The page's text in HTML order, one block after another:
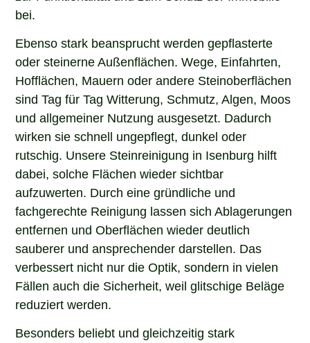
bei.
Ebenso stark beansprucht werden gepflasterte
oder steinerne Außenflächen. Wege, Einfahrten,
Hofflächen, Mauern oder andere Steinoberflächen
sind Tag für Tag Witterung, Schmutz, Algen, Moos
und allgemeiner Nutzung ausgesetzt. Dadurch
wirken sie schnell ungepflegt, dunkel oder
rutschig. Unsere Steinreinigung in Isenburg hilft
dabei, solche Flächen wieder sichtbar
aufzuwerten. Durch eine gründliche und
fachgerechte Reinigung lassen sich Ablagerungen
entfernen und Oberflächen wieder deutlich
sauberer und ansprechender darstellen. Das
verbessert nicht nur die Optik, sondern in vielen
Fällen auch die Sicherheit, weil glitschige Beläge
reduziert werden.
Besonders beliebt und gleichzeitig stark